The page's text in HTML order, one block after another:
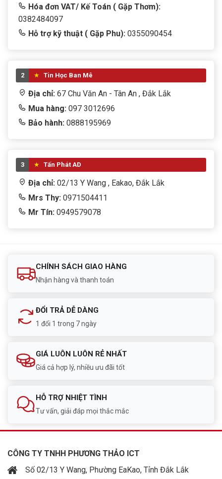
Hóa đơn VAT/ Kế Toán ( Gặp Thơm):
0382484097
Hỗ trợ kỹ thuật ( Gặp Phu): 0355090454
2 Tin Học Ban Mê
Địa chỉ: 67 Chu Văn An - Tân An , Đắk Lắk
Mua hàng: 097 3012696
Bảo hành: 0888195969
3 Tấn Phát AD
Địa chỉ: 02/13 Y Wang , Eakao, Đắk Lắk
Mrs Thy: 0971504411
Mr Tín: 0949579078
CHÍNH SÁCH GIAO HÀNG
Nhận hàng và thanh toán
ĐỔI TRẢ DỄ DÀNG
1 đổi 1 trong 7 ngày
GIÁ LUÔN LUÔN RẺ NHẤT
Giá cả hợp lý, nhiều ưu đãi tốt
HỖ TRỢ NHIỆT TÌNH
Tư vấn, giải đáp mọi thắc mắc
CÔNG TY TNHH PHƯƠNG THẢO ICT
Số 02/13 Y Wang, Phường EaKao, Tỉnh Đắk Lắk